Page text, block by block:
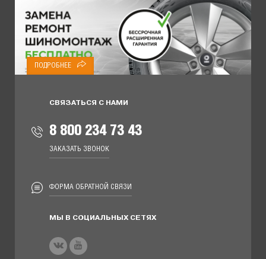
ПОДРОБНЕЕ
СВЯЗАТЬСЯ С НАМИ
8 800 234 73 43
ЗАКАЗАТЬ ЗВОНОК
ФОРМА ОБРАТНОЙ СВЯЗИ
МЫ В СОЦИАЛЬНЫХ СЕТЯХ